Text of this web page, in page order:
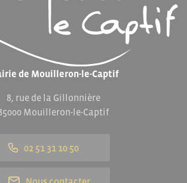
de Mouilleron-le-Captif
8, rue de la Gillonnière
Mouilleron-le-Captif
02 51 31 10 50